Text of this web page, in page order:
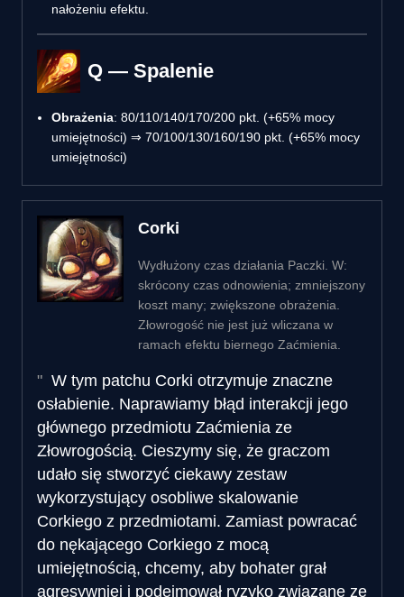
nałożeniu efektu.
Q — Spalenie
Obrażenia: 80/110/140/170/200 pkt. (+65% mocy
umiejętności) ⇒ 70/100/130/160/190 pkt. (+65% mocy
umiejętności)
Corki
Wydłużony czas działania Paczki. W:
skrócony czas odnowienia; zmniejszony
koszt many; zwiększone obrażenia.
Złowrogość nie jest już wliczana w
ramach efektu biernego Zaćmienia.
W tym patchu Corki otrzymuje znaczne
osłabienie. Naprawiamy błąd interakcji jego
głównego przedmiotu Zaćmienia ze
Złowrogością. Cieszymy się, że graczom
udało się stworzyć ciekawy zestaw
wykorzystujący osobliwe skalowanie
Corkiego z przedmiotami. Zamiast powracać
do nękającego Corkiego z mocą
umiejętnością, chcemy, aby bohater grał
agresywniej i podejmował ryzyko związane ze